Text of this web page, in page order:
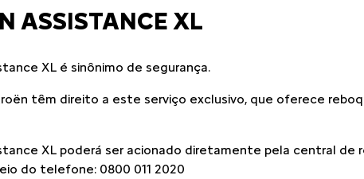
ASSISTANCE XL
XL é sinônimo de segurança.
têm direito a este serviço exclusivo, que oferece
XL poderá ser acionado diretamente pela central
do telefone: 0800 011 2020